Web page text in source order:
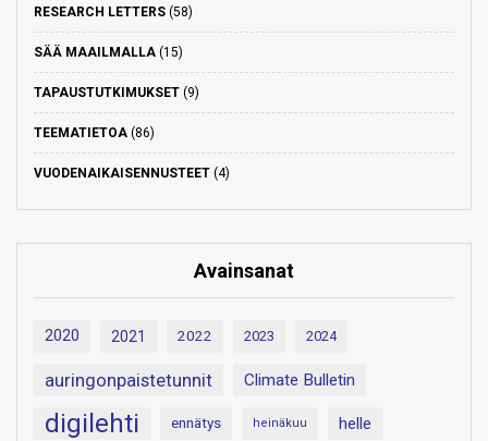
RESEARCH LETTERS (58)
SÄÄ MAAILMALLA (15)
TAPAUSTUTKIMUKSET (9)
TEEMATIETOA (86)
VUODENAIKAISENNUSTEET (4)
Avainsanat
2020 2021 2022 2023 2024
auringonpaistetunnit Climate Bulletin
digilehti ennätys heinäkuu helle